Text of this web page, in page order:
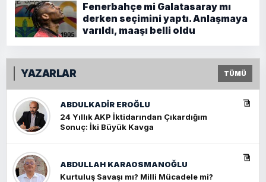
Fenerbahçe mi Galatasaray mı
derken seçimini yaptı. Anlaşmaya
varıldı, maaşı belli oldu
YAZARLAR TÜMÜ
ABDULKADIR EROĞLU
24 Yıllık AKP İktidarından Çıkardığım
Sonuç: İki Büyük Kavga
ABDULLAH KARAOSMANOĞLU
Kurtuluş Savaşı mı? Milli Mücadele mi?